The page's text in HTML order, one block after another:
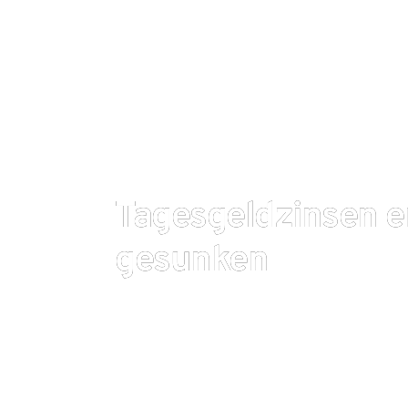
Tagesgeldzinsen
gesunken